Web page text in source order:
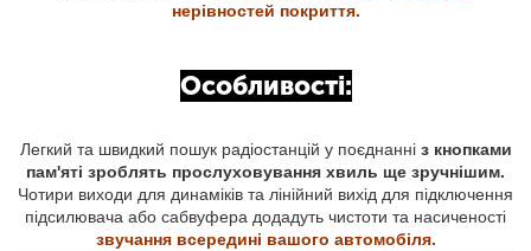
нерівностей покриття.
Особливості:
Легкий та швидкий пошук радіостанцій у поєднанні з кнопками
пам'яті зроблять прослуховування хвиль ще зручнішим.
Чотири виходи для динаміків та лінійний вихід для підключення
підсилювача або сабвуфера додадуть чистоти та насиченості
звучання всередині вашого автомобіля.